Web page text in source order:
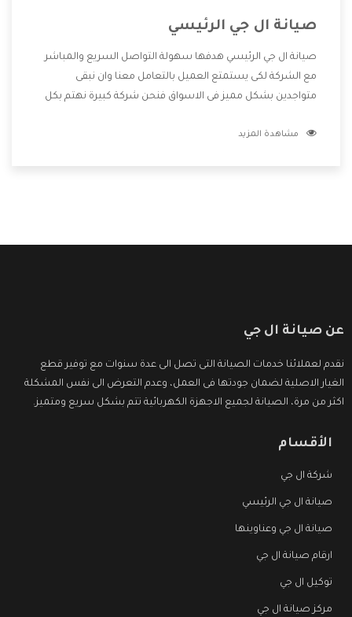
صيانة ال جي الرئيسي
صيانة ال جي الرئيسي هدفها سهولة التواصل السريع والمباشر
مع الشركة لكى يستمتع العميل بالتعامل معنا وان نبقى
متواجدين بشكل مميز فى الاسواق فنحن شركة كبيرة نهتم بكل
الشركة بها والتى تكون منها خدمة الصيانة التى تكون من أهم
مشاهدة المزيد
عن صيانة ال جي
نقدم لعملائنا خدمات الصيانة التى تصل الى عدة سنوات مع توفير قطع
الغيار الاصلية لضمان جودتها فى العمل، وعدم التعرض الى نفس المشكلة
اكثر من مرة، الصيانة لجميع الاجهزة الكهربائية تتم بشكل سريع ومتميز.
الأقسام
شركة ال جي
صيانة ال جي الرئيسي
صيانة ال جي وعناوينها
ارقام صيانة ال جي
توكيل ال جي
مركز صيانة ال جي